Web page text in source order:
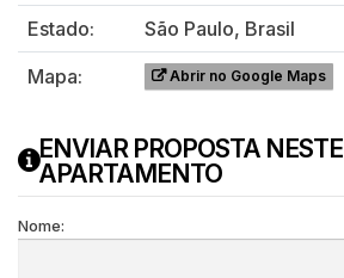
Estado:
São Paulo, Brasil
Mapa:
Abrir no Google Maps
ENVIAR PROPOSTA NESTE
APARTAMENTO
Nome: